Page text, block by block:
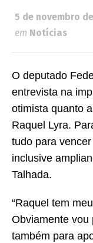
5 de novembro
em Notícias
O deputado
entrevista na
otimista quanto
Raquel Lyra.
tudo para
inclusive
Talhada.
“Raquel tem
Obviamente vou
também para